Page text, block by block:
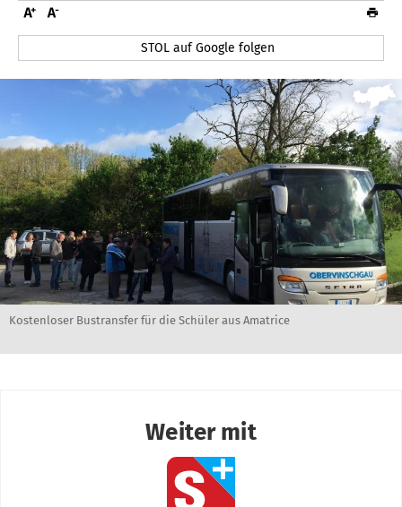
STOL auf Google folgen
Kostenloser Bustransfer für die Schüler aus Amatrice